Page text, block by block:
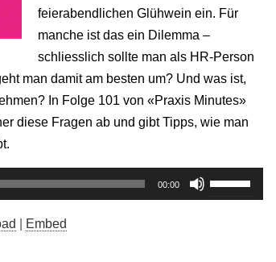
feierabendlichen Glühwein ein. Für
manche ist das ein Dilemma –
schliesslich sollte man als HR-Person
man damit am besten um? Und was ist,
In Folge 101 von «Praxis Minutes»
diese Fragen ab und gibt Tipps, wie man
00:00
Pfeiltasten
Hoch/Runter
Embed